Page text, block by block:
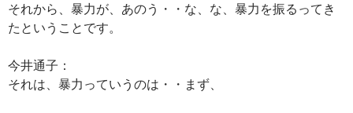
それから、暴力が、あのう・・な、な、暴力を振るってき
たということです。
今井通子：
それは、暴力っていうのは・・まず、